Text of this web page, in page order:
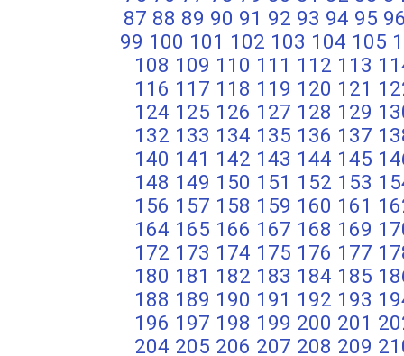
87 88 89 90 91 92 93 94 95
99 100 101 102 103 104 105
108 109 110 111 112 113
116 117 118 119 120 121
124 125 126 127 128 129
132 133 134 135 136 137
140 141 142 143 144 145
148 149 150 151 152 153
156 157 158 159 160 161
164 165 166 167 168 169
172 173 174 175 176 177
180 181 182 183 184 185
188 189 190 191 192 193
196 197 198 199 200 201
204 205 206 207 208 209